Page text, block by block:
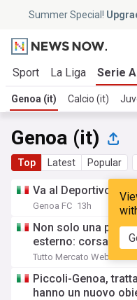
Summer Special!
Sport La Liga Serie A
Genoa (it) Calcio (it)
Genoa (it)
Top Latest Popular
Va al Deportivo il
Genoa FC 13h
Non solo una
esterno: corsa a
Tutto Mercato Web
Piccoli-Genoa,
hanno un nuovo